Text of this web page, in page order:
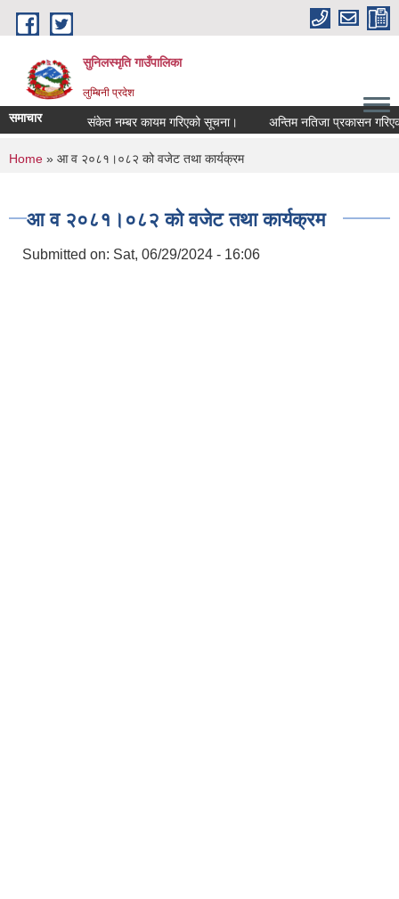
Skip to main content
सुनिलस्मृति गाउँपालिका
लुम्बिनी प्रदेश
समाचार संकेत नम्बर कायम गरिएको सूचना। अन्तिम नतिजा प्रकासन गरिएकाे
You are here
Home » आ व २०८१।०८२ को वजेट तथा कार्यक्रम
आ व २०८१।०८२ को वजेट तथा कार्यक्रम
Submitted on: Sat, 06/29/2024 - 16:06